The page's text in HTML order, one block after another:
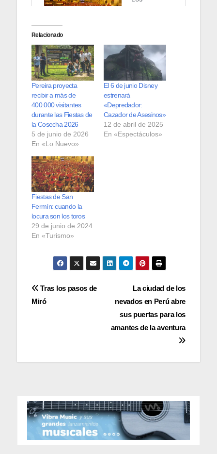
Relacionado
Pereira proyecta
recibir a más de
400.000 visitantes
durante las Fiestas de
la Cosecha 2026
5 de junio de 2026
En «Lo Nuevo»
El 6 de junio Disney
estrenará
«Depredador:
Cazador de Asesinos»
12 de abril de 2025
En «Espectáculos»
Fiestas de San
Fermín: cuando la
locura son los toros
29 de junio de 2024
En «Turismo»
Navegación
La ciudad de los
nevados en Perú abre
sus puertas para los
amantes de la aventura
Tras los pasos de
Miró